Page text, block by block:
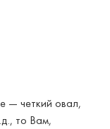
— четкий овал,
то Вам,